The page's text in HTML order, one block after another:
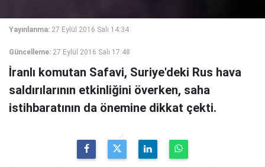
Yayınlanma: 27 Eylül 2016 Salı 14:34
Güncelleme: 27 Eylül 2016 Salı 17:48
İranlı komutan Safavi, Suriye'deki Rus hava
saldırılarının etkinliğini överken, saha
istihbaratının da önemine dikkat çekti.